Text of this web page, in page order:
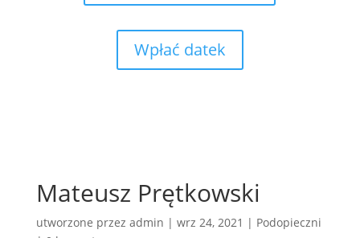
Wpłać datek
Mateusz Prętkowski
utworzone przez admin | wrz 24, 2021 | Podopieczni